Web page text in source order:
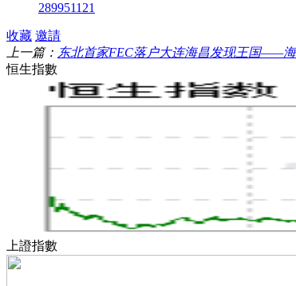
289951121
收藏 邀請
上一篇： 东北首家FEC落户大连海昌发现王国——
恒生指數
上證指數